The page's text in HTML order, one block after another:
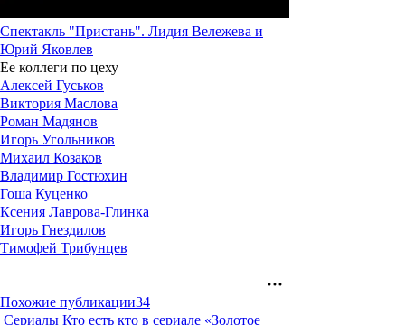
Спектакль "Пристань". Лидия Вележева и
Юрий Яковлев
Ее коллеги по цеху
Алексей Гуськов
Виктория Маслова
Роман Мадянов
Игорь Угольников
Михаил Козаков
Владимир Гостюхин
Гоша Куценко
Ксения Лаврова-Глинка
Игорь Гнездилов
Тимофей Трибунцев
Похожие публикации34
Сериалы Кто есть кто в сериале «Золотое